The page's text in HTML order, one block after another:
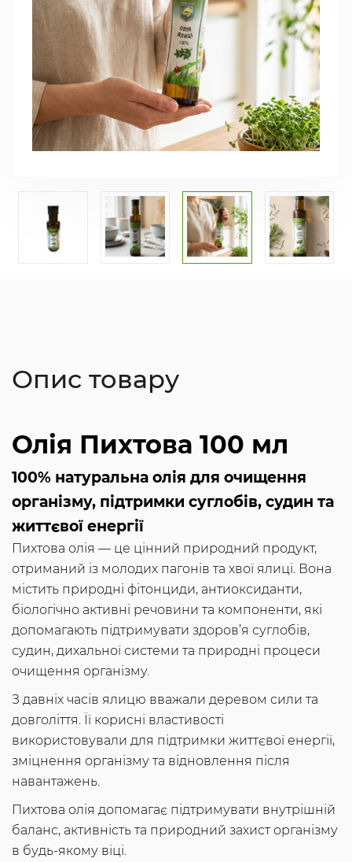
Опис товару
Олія Пихтова 100 мл
100% натуральна олія для очищення
організму, підтримки суглобів, судин та
життєвої енергії
Пихтова олія — це цінний природний продукт,
отриманий із молодих пагонів та хвої ялиці. Вона
містить природні фітонциди, антиоксиданти,
біологічно активні речовини та компоненти, які
допомагають підтримувати здоров’я суглобів,
судин, дихальної системи та природні процеси
очищення організму.
З давніх часів ялицю вважали деревом сили та
довголіття. Її корисні властивості
використовували для підтримки життєвої енергії,
зміцнення організму та відновлення після
навантажень.
Пихтова олія допомагає підтримувати внутрішній
баланс, активність та природний захист організму
в будь-якому віці.